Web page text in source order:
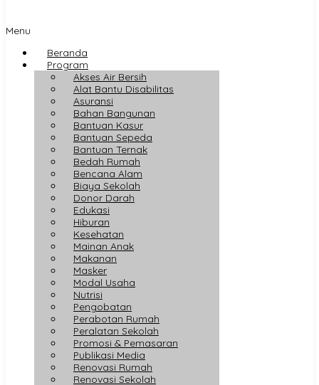
Menu
Beranda
Program
Akses Air Bersih
Alat Bantu Disabilitas
Asuransi
Bahan Bangunan
Bantuan Kasur
Bantuan Sepeda
Bantuan Ternak
Bedah Rumah
Bencana Alam
Biaya Sekolah
Donor Darah
Edukasi
Hiburan
Kesehatan
Mainan Anak
Makanan
Masker
Modal Usaha
Nutrisi
Pengobatan
Perabotan Rumah
Peralatan Sekolah
Promosi & Pemasaran
Publikasi Media
Renovasi Rumah
Renovasi Sekolah